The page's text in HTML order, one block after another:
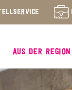
AUS DER REGION